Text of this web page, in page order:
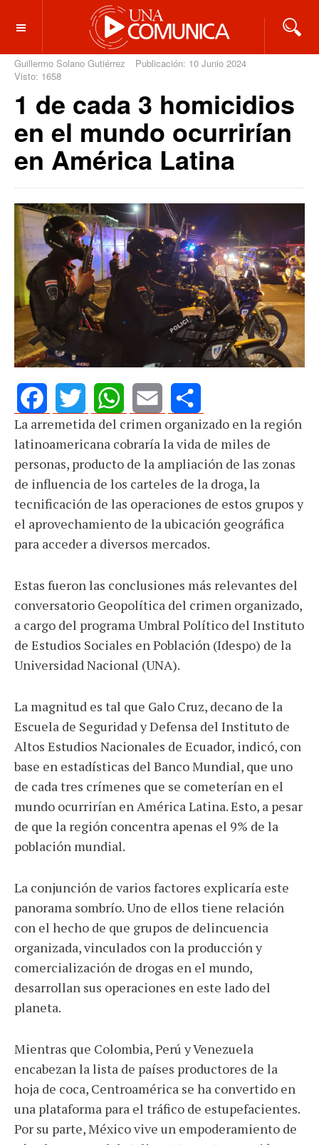
OFF CANVAS
Guillermo Solano Gutiérrez
Publicación: 10 Junio 2024
Visto: 1658
1 de cada 3 homicidios
en el mundo ocurrirían
en América Latina
FacebookTwitterWhatsApp
Email Share
La arremetida del crimen organizado en la región
latinoamericana cobraría la vida de miles de
personas, producto de la ampliación de las zonas
de influencia de los carteles de la droga, la
tecnificación de las operaciones de estos grupos y
el aprovechamiento de la ubicación geográfica
para acceder a diversos mercados.
Estas fueron las conclusiones más relevantes del
conversatorio Geopolítica del crimen organizado,
a cargo del programa Umbral Político del Instituto
de Estudios Sociales en Población (Idespo) de la
Universidad Nacional (UNA).
La magnitud es tal que Galo Cruz, decano de la
Escuela de Seguridad y Defensa del Instituto de
Altos Estudios Nacionales de Ecuador, indicó, con
base en estadísticas del Banco Mundial, que uno
de cada tres crímenes que se cometerían en el
mundo ocurrirían en América Latina. Esto, a pesar
de que la región concentra apenas el 9% de la
población mundial.
La conjunción de varios factores explicaría este
panorama sombrío. Uno de ellos tiene relación
con el hecho de que grupos de delincuencia
organizada, vinculados con la producción y
comercialización de drogas en el mundo,
desarrollan sus operaciones en este lado del
planeta.
Mientras que Colombia, Perú y Venezuela
encabezan la lista de países productores de la
hoja de coca, Centroamérica se ha convertido en
una plataforma para el tráfico de estupefacientes.
Por su parte, México vive un empoderamiento de